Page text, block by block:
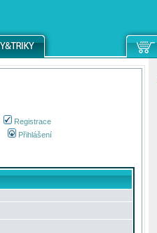
Registrace
Přihlášení